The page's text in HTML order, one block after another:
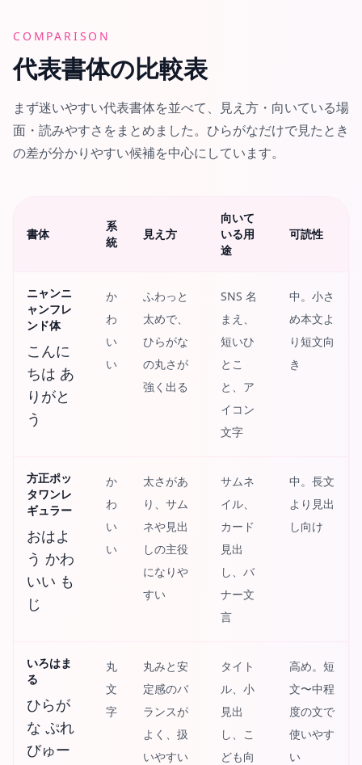
COMPARISON
代表書体の比較表
まず迷いやすい代表書体を並べて、見え方・向いている場
面・読みやすさをまとめました。ひらがなだけで見たとき
の差が分かりやすい候補を中心にしています。
書体
系
統
見え方
向いて
いる用
途
可読性
ニャンニ
ャンフレ
ンド体
こんに
ちは あ
りがと
う
か
わ
い
い
ふわっと
太めで、
ひらがな
の丸さが
強く出る
SNS 名
まえ、
短いひ
とこ
と、ア
イコン
文字
中。小さ
め本文よ
り短文向
き
方正ポッ
タワンレ
ギュラー
おはよ
う かわ
いい も
じ
か
わ
い
い
太さがあ
り、サム
ネや見出
しの主役
になりや
すい
サムネ
イル、
カード
見出
し、バ
ナー文
言
中。長文
より見出
し向け
いろはま
る
ひらが
な ぷれ
びゅー
丸
文
字
丸みと安
定感のバ
ランスが
よく、扱
いやすい
タイト
ル、小
見出
し、こ
ども向
高め。短
文〜中程
度の文で
使いやす
い